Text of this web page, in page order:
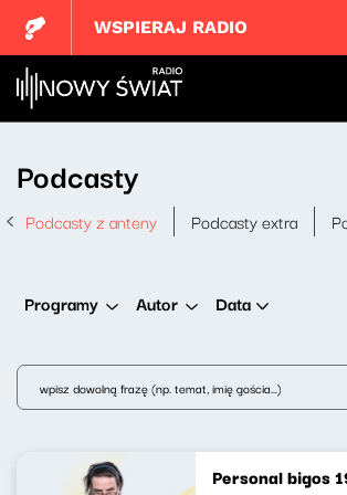
WSPIERAJ RADIO
Podcasty
Podcasty z anteny Podcasty extra
Programy Autor Data
Personal bigos